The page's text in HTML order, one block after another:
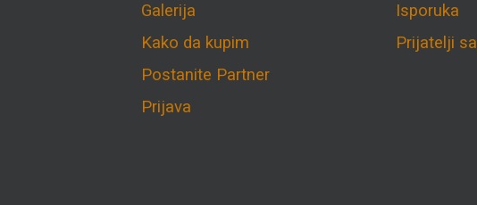
Galerija
Kako da kupim
Postanite Partner
Prijava
Isporuka
Prijatelji